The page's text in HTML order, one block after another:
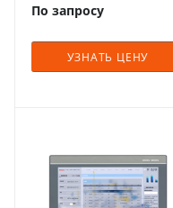
По запросу
УЗНАТЬ ЦЕНУ